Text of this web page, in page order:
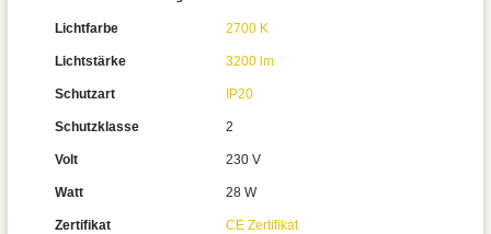
Lichtfarbe 2700 K
Lichtstärke 3200 lm
Schutzart IP20
Schutzklasse 2
Volt 230 V
Watt 28 W
Zertifikat CE Zertifikat